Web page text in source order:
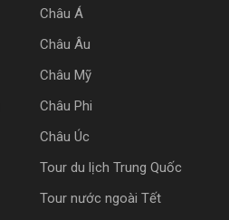
Châu Á
Châu Âu
Châu Mỹ
Châu Phi
Châu Úc
Tour du lịch Trung Quốc
Tour nước ngoài Tết